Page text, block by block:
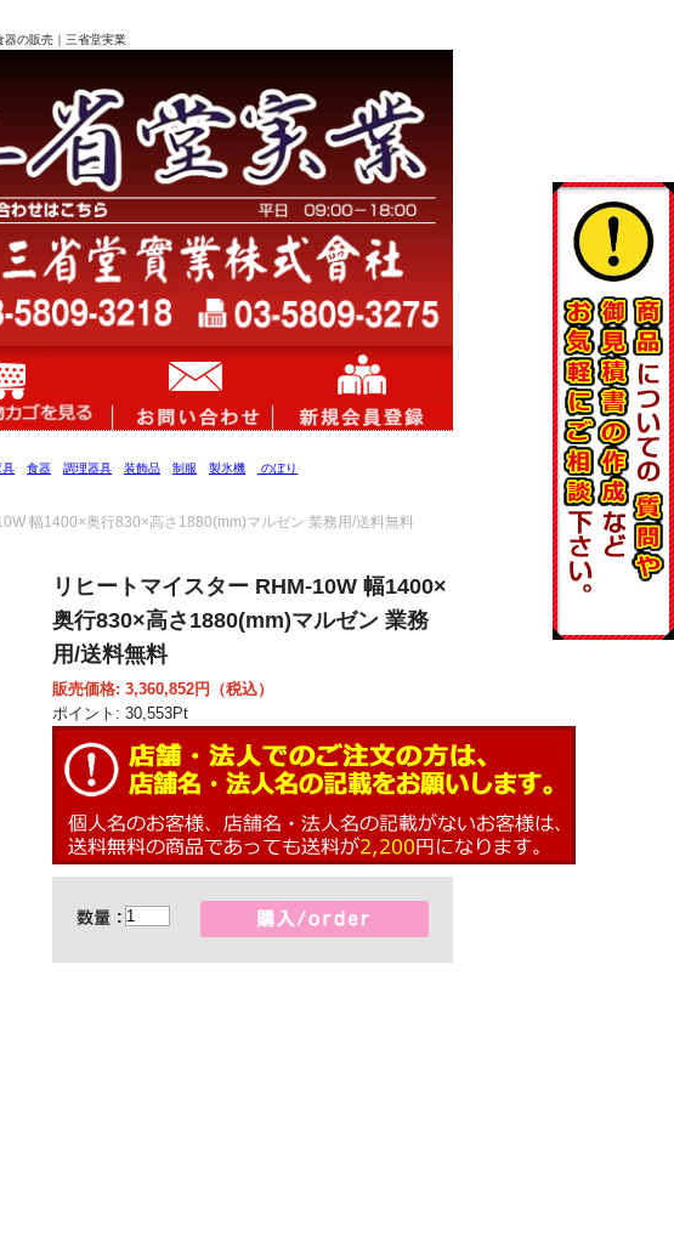
の販売｜三省堂実業
具 食器 調理器具 装飾品 制服 製氷機 のぼり
幅1400×奥行830×高さ1880(mm)マルゼン 業務用/送料無料
リヒートマイスター RHM-10W 幅1400×
奥行830×高さ1880(mm)マルゼン 業務
用/送料無料
販売価格: 3,360,852円（税込）
ポイント: 30,553Pt